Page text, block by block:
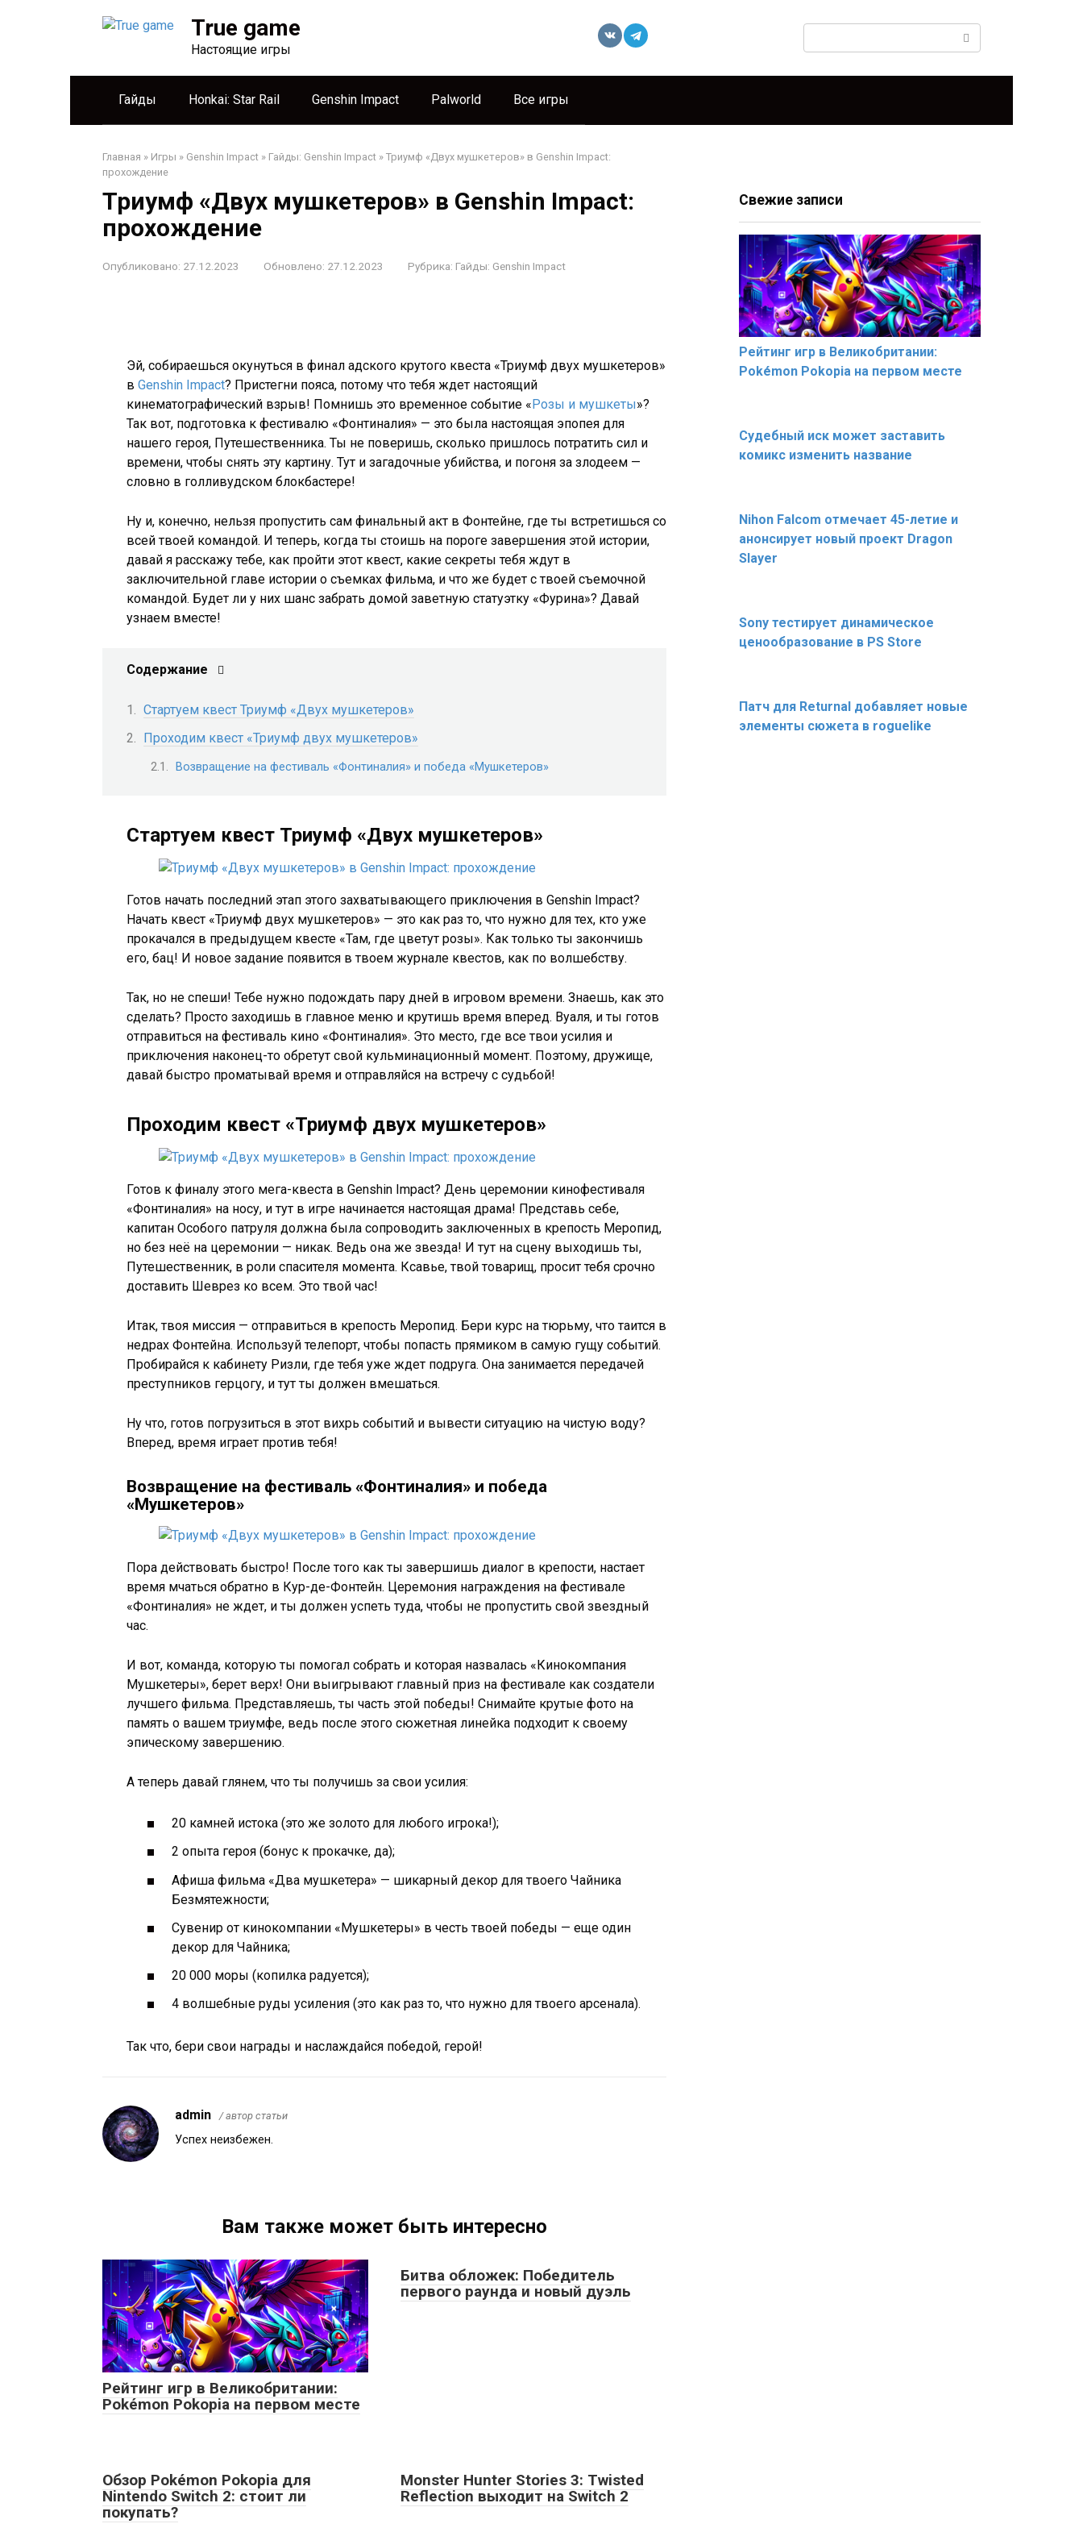
True game
Настоящие игры
Гайды Honkai: Star Rail Genshin Impact Palworld Все игры
Главная » Игры » Genshin Impact » Гайды: Genshin Impact » Триумф «Двух мушкетеров» в Genshin Impact:
прохождение
Триумф «Двух мушкетеров» в Genshin Impact:
прохождение
Опубликовано: 27.12.2023 Обновлено: 27.12.2023 Рубрика: Гайды: Genshin Impact
Эй, собираешься окунуться в финал адского крутого квеста «Триумф двух мушкетеров»
в Genshin Impact? Пристегни пояса, потому что тебя ждет настоящий
кинематографический взрыв! Помнишь это временное событие «Розы и мушкеты»?
Так вот, подготовка к фестивалю «Фонтиналия» — это была настоящая эпопея для
нашего героя, Путешественника. Ты не поверишь, сколько пришлось потратить сил и
времени, чтобы снять эту картину. Тут и загадочные убийства, и погоня за злодеем —
словно в голливудском блокбастере!
Ну и, конечно, нельзя пропустить сам финальный акт в Фонтейне, где ты встретишься со
всей твоей командой. И теперь, когда ты стоишь на пороге завершения этой истории,
давай я расскажу тебе, как пройти этот квест, какие секреты тебя ждут в
заключительной главе истории о съемках фильма, и что же будет с твоей съемочной
командой. Будет ли у них шанс забрать домой заветную статуэтку «Фурина»? Давай
узнаем вместе!
Содержание
Стартуем квест Триумф «Двух мушкетеров»
Проходим квест «Триумф двух мушкетеров»
Возвращение на фестиваль «Фонтиналия» и победа «Мушкетеров»
Стартуем квест Триумф «Двух мушкетеров»
Готов начать последний этап этого захватывающего приключения в Genshin Impact?
Начать квест «Триумф двух мушкетеров» — это как раз то, что нужно для тех, кто уже
прокачался в предыдущем квесте «Там, где цветут розы». Как только ты закончишь
его, бац! И новое задание появится в твоем журнале квестов, как по волшебству.
Так, но не спеши! Тебе нужно подождать пару дней в игровом времени. Знаешь, как это
сделать? Просто заходишь в главное меню и крутишь время вперед. Вуаля, и ты готов
отправиться на фестиваль кино «Фонтиналия». Это место, где все твои усилия и
приключения наконец-то обретут свой кульминационный момент. Поэтому, дружище,
давай быстро проматывай время и отправляйся на встречу с судьбой!
Проходим квест «Триумф двух мушкетеров»
Готов к финалу этого мега-квеста в Genshin Impact? День церемонии кинофестиваля
«Фонтиналия» на носу, и тут в игре начинается настоящая драма! Представь себе,
капитан Особого патруля должна была сопроводить заключенных в крепость Меропид,
но без неё на церемонии — никак. Ведь она же звезда! И тут на сцену выходишь ты,
Путешественник, в роли спасителя момента. Ксавье, твой товарищ, просит тебя срочно
доставить Шеврез ко всем. Это твой час!
Итак, твоя миссия — отправиться в крепость Меропид. Бери курс на тюрьму, что таится в
недрах Фонтейна. Используй телепорт, чтобы попасть прямиком в самую гущу событий.
Пробирайся к кабинету Ризли, где тебя уже ждет подруга. Она занимается передачей
преступников герцогу, и тут ты должен вмешаться.
Ну что, готов погрузиться в этот вихрь событий и вывести ситуацию на чистую воду?
Вперед, время играет против тебя!
Возвращение на фестиваль «Фонтиналия» и победа
«Мушкетеров»
Пора действовать быстро! После того как ты завершишь диалог в крепости, настает
время мчаться обратно в Кур-де-Фонтейн. Церемония награждения на фестивале
«Фонтиналия» не ждет, и ты должен успеть туда, чтобы не пропустить свой звездный
час.
И вот, команда, которую ты помогал собрать и которая назвалась «Кинокомпания
Мушкетеры», берет верх! Они выигрывают главный приз на фестивале как создатели
лучшего фильма. Представляешь, ты часть этой победы! Снимайте крутые фото на
память о вашем триумфе, ведь после этого сюжетная линейка подходит к своему
эпическому завершению.
А теперь давай глянем, что ты получишь за свои усилия:
20 камней истока (это же золото для любого игрока!);
2 опыта героя (бонус к прокачке, да);
Афиша фильма «Два мушкетера» — шикарный декор для твоего Чайника
Безмятежности;
Сувенир от кинокомпании «Мушкетеры» в честь твоей победы — еще один
декор для Чайника;
20 000 моры (копилка радуется);
4 волшебные руды усиления (это как раз то, что нужно для твоего арсенала).
Так что, бери свои награды и наслаждайся победой, герой!
admin / автор статьи
Успех неизбежен.
Вам также может быть интересно
Рейтинг игр в Великобритании:
Pokémon Pokopia на первом месте
Битва обложек: Победитель
первого раунда и новый дуэль
Обзор Pokémon Pokopia для
Nintendo Switch 2: стоит ли
покупать?
Monster Hunter Stories 3: Twisted
Reflection выходит на Switch 2
Свежие записи
Рейтинг игр в Великобритании:
Pokémon Pokopia на первом месте
Судебный иск может заставить
комикс изменить название
Nihon Falcom отмечает 45-летие и
анонсирует новый проект Dragon
Slayer
Sony тестирует динамическое
ценообразование в PS Store
Патч для Returnal добавляет новые
элементы сюжета в roguelike